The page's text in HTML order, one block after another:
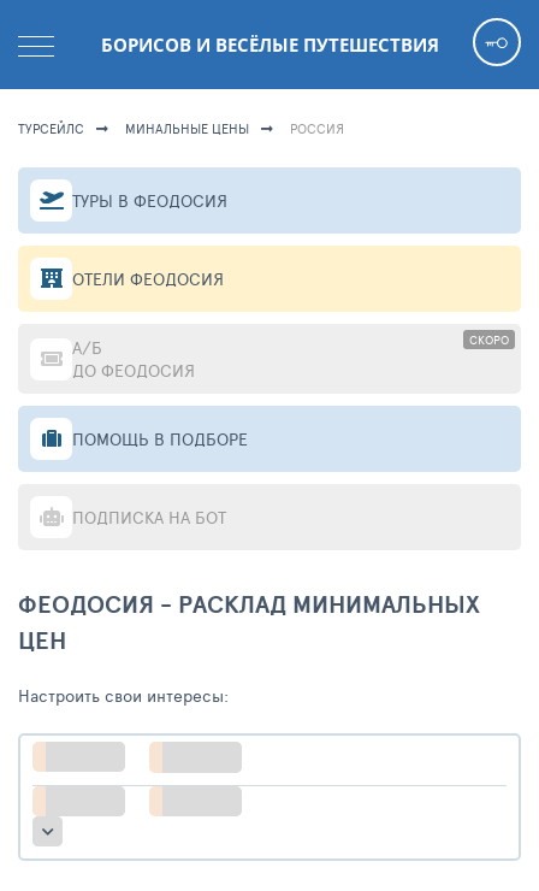
БОРИСОВ И ВЕСЁЛЫЕ ПУТЕШЕСТВИЯ
ТУРСЕЙЛС МИНАЛЬНЫЕ ЦЕНЫ РОССИЯ
ТУРЫ В ФЕОДОСИЯ
ОТЕЛИ ФЕОДОСИЯ
СКОРО
А/Б
ДО ФЕОДОСИЯ
ПОМОЩЬ В ПОДБОРЕ
ПОДПИСКА НА БОТ
ФЕОДОСИЯ - РАСКЛАД МИНИМАЛЬНЫХ
ЦЕН
Настроить свои интересы: